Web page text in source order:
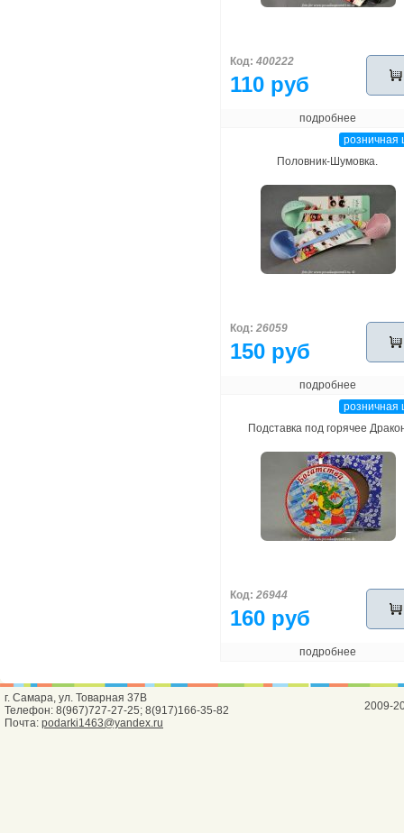
Код: 400222
110 руб
подробнее
розничная
Половник-Шумовка.
Код: 26059
150 руб
подробнее
розничная
Подставка под горячее
Код: 26944
160 руб
подробнее
г. Самара, ул. Товарная 37В
Телефон: 8(967)727-27-25; 8(917)166-35-82
Почта: podarki1463@yandex.ru
2009-